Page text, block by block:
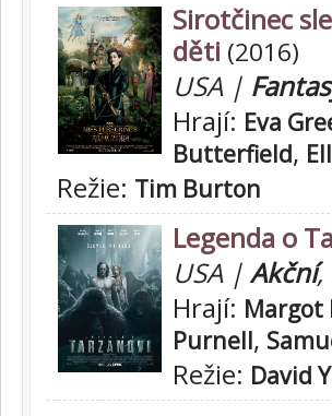
Sirotčinec
děti (2016)
USA |
Hrají: Eva
Butterfield,
Režie: Tim Burton
Legenda o
USA |Akční,
Hrají: Margot
Purnell,
Režie: David